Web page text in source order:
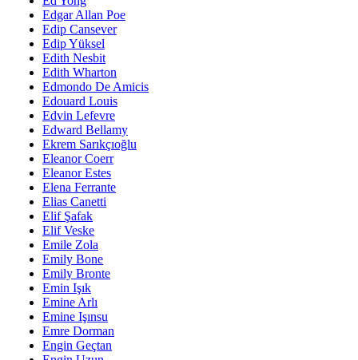
Edgar Allan Poe
Edip Cansever
Edip Yüksel
Edith Nesbit
Edith Wharton
Edmondo De Amicis
Edouard Louis
Edvin Lefevre
Edward Bellamy
Ekrem Sarıkçıoğlu
Eleanor Coerr
Eleanor Estes
Elena Ferrante
Elias Canetti
Elif Şafak
Elif Veske
Emile Zola
Emily Bone
Emily Bronte
Emin Işık
Emine Arlı
Emine Işınsu
Emre Dorman
Engin Geçtan